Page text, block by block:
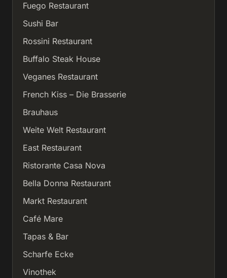
Fuego Restaurant
Sushi Bar
Rossini Restaurant
Buffalo Steak House
Veganes Restaurant
French Kiss – Die Brasserie
Brauhaus
Weite Welt Restaurant
East Restaurant
Ristorante Casa Nova
Bella Donna Restaurant
Markt Restaurant
Café Mare
Tapas & Bar
Scharfe Ecke
Vinothek